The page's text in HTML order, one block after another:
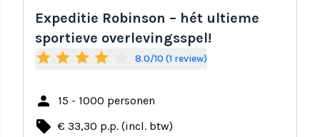
Expeditie Robinson – hét ultieme
sportieve overlevingsspel!
star star star star 8.0/10 (1 review)
person 15 - 1000 personen
local_offer € 33,30 p.p. (incl. btw)